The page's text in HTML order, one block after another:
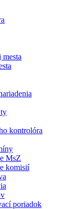
kontrolóra
MsZ
komisií
poriadok